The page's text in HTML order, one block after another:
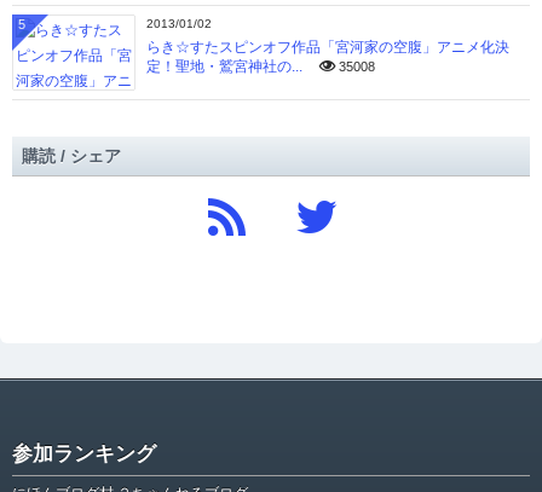
2013/01/02
らき☆すたスピンオフ作品「宮河家の空腹」アニメ化決
定！聖地・鷲宮神社の...
35008
5
購読 / シェア
参加ランキング